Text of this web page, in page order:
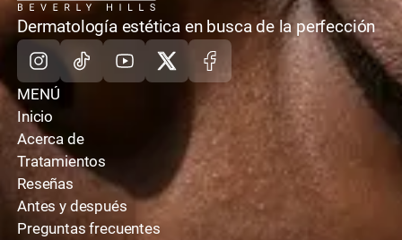
casa
Dermatología estética en busca de la perfección
Instagram
TikTokYoutube
X Facebook
MENÚ
Inicio
Acerca de
Tratamientos
Reseñas
Antes y después
Preguntas frecuentes